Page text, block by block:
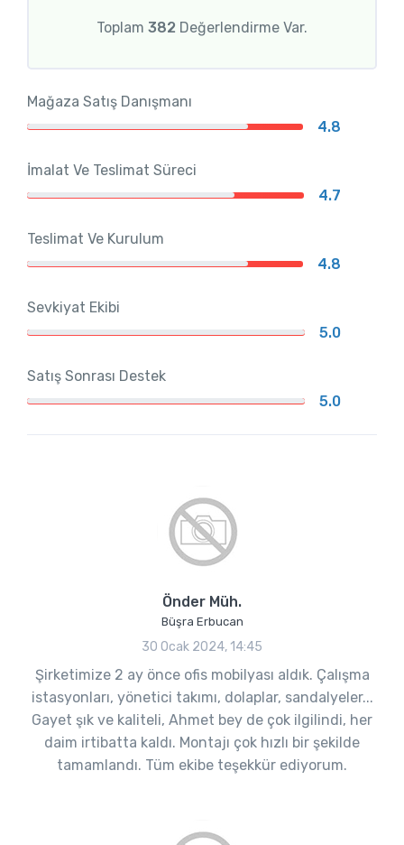
Toplam 382 Değerlendirme Var.
Mağaza Satış Danışmanı
4.8
İmalat Ve Teslimat Süreci
4.7
Teslimat Ve Kurulum
4.8
Sevkiyat Ekibi
5.0
Satış Sonrası Destek
5.0
Önder Müh.
Büşra Erbucan
30 Ocak 2024, 14:45
Şirketimize 2 ay önce ofis mobilyası aldık. Çalışma
istasyonları, yönetici takımı, dolaplar, sandalyeler...
Gayet şık ve kaliteli, Ahmet bey de çok ilgilindi, her
daim irtibatta kaldı. Montajı çok hızlı bir şekilde
tamamlandı. Tüm ekibe teşekkür ediyorum.